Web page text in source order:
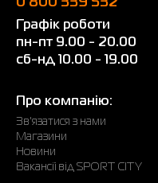
Графік роботи
пн-пт 9.00 - 20.00
сб-нд 10.00 - 19.00
Про компанію:
Зв'язатися з нами
Магазини
Новини
Вакансії від SPORT CITY